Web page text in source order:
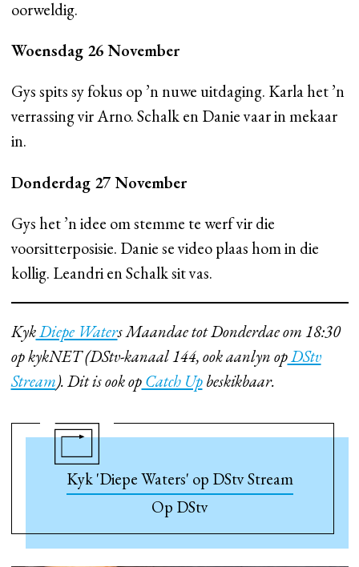
oorweldig.
Woensdag 26 November
Gys spits sy fokus op ’n nuwe uitdaging. Karla het ’n
verrassing vir Arno. Schalk en Danie vaar in mekaar
in.
Donderdag 27 November
Gys het ’n idee om stemme te werf vir die
voorsitterposisie. Danie se video plaas hom in die
kollig. Leandri en Schalk sit vas.
KykDiepe Waters Maandae tot Donderdae om 18:30
op kykNET (DStv-kanaal 144, ook aanlyn opDStv
Stream). Dit is ook opCatch Upbeskikbaar.
Kyk 'Diepe Waters' op DStv Stream
Op DStv